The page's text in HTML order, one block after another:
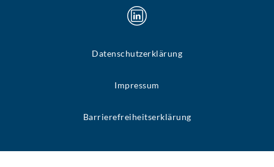
Datenschutzerklärung
Impressum
Barrierefreiheitserklärung